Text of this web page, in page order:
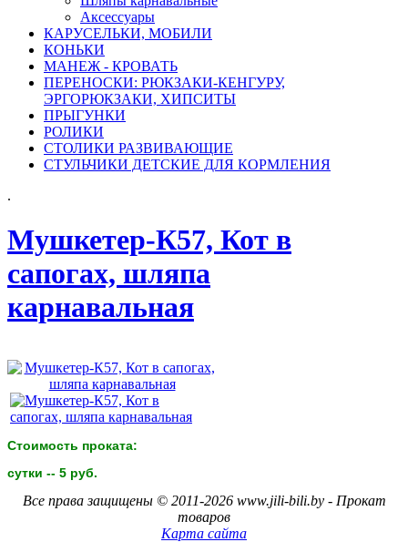
Аксессуары
КАРУСЕЛЬКИ, МОБИЛИ
КОНЬКИ
МАНЕЖ - КРОВАТЬ
ПЕРЕНОСКИ: РЮКЗАКИ-КЕНГУРУ,
ЭРГОРЮКЗАКИ, ХИПСИТЫ
ПРЫГУНКИ
РОЛИКИ
СТОЛИКИ РАЗВИВАЮЩИЕ
СТУЛЬЧИКИ ДЕТСКИЕ ДЛЯ КОРМЛЕНИЯ
.
Мушкетер-К57, Кот в
сапогах, шляпа
карнавальная
Стоимость проката:
сутки -- 5 руб.
Все права защищены © 2011-2026 www.jili-bili.by - Прокат
товаров
Карта сайта